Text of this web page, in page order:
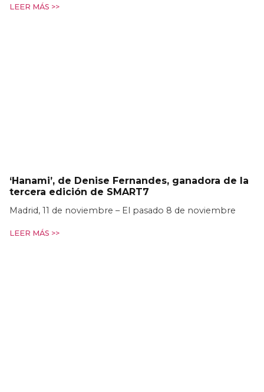
LEER MÁS >>
‘Hanami’, de Denise Fernandes, ganadora de la
tercera edición de SMART7
Madrid, 11 de noviembre – El pasado 8 de noviembre
LEER MÁS >>